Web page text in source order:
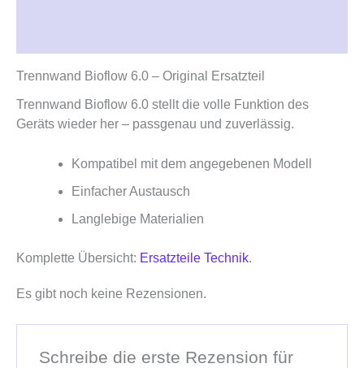
Trennwand Bioflow 6.0 – Original Ersatzteil
Trennwand Bioflow 6.0 stellt die volle Funktion des
Geräts wieder her – passgenau und zuverlässig.
Kompatibel mit dem angegebenen Modell
Einfacher Austausch
Langlebige Materialien
Komplette Übersicht: Ersatzteile Technik.
Es gibt noch keine Rezensionen.
Schreibe die erste Rezension für